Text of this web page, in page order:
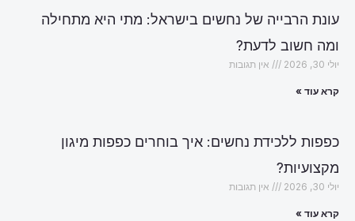
עונת הרבייה של נחשים בישראל: מתי היא מתחילה
ומה חשוב לדעת?
יולי 30, 2026 אין תגובות
קרא עוד »
כפפות ללכידת נחשים: איך בוחרים כפפות מיגון
מקצועיות?
יולי 30, 2026 אין תגובות
קרא עוד »